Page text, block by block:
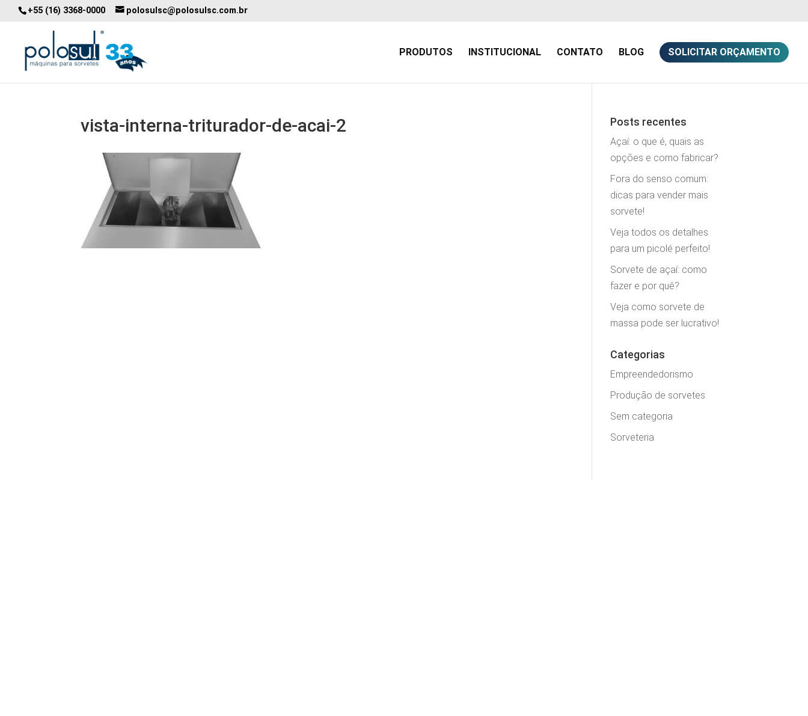
+55 (16) 3368-0000 polosulsc@polosulsc.com.br
PRODUTOS INSTITUCIONAL CONTATO BLOG SOLICITAR ORÇAMENTO
vista-interna-triturador-de-acai-2 Posts recentes
Açaí: o que é, quais as
opções e como fabricar?
Fora do senso comum:
dicas para vender mais
sorvete!
Veja todos os detalhes
para um picolé perfeito!
Sorvete de açaí: como
fazer e por quê?
Veja como sorvete de
massa pode ser lucrativo!
Categorias
Empreendedorismo
Produção de sorvetes
Sem categoria
Sorveteria